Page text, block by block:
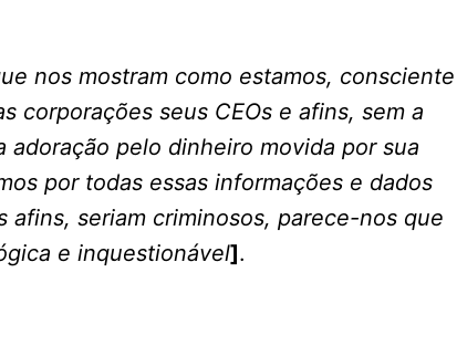
nos mostram como estamos, consciente
corporações seus CEOs e afins, sem a
adoração pelo dinheiro movida por sua
por todas essas informações e dados
seriam criminosos, parece-nos que
e inquestionável].